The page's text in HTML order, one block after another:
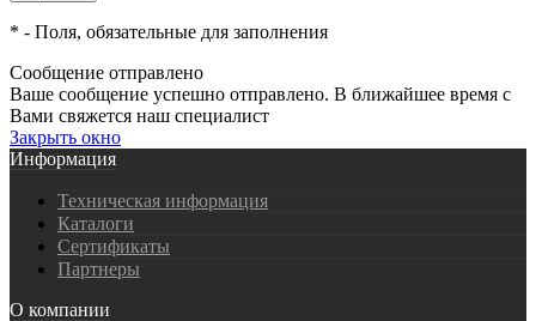
* - Поля, обязательные для заполнения
Сообщение отправлено
Ваше сообщение успешно отправлено. В ближайшее время с
Вами свяжется наш специалист
Закрыть окно
Информация
Техническая информация
Каталоги
Сертификаты
Партнеры
О компании